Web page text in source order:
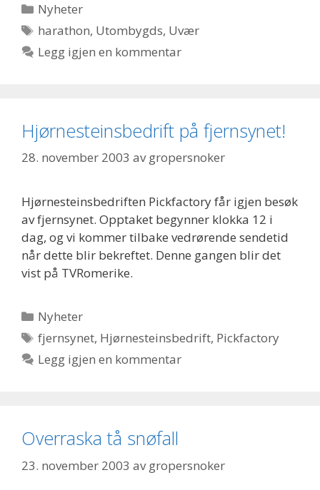
Kategorier
Nyheter
Stikkord
harathon, Utombygds, Uvær
Legg igjen en kommentar
Hjørnesteinsbedrift på fjernsynet!
28. november 2003 avgropersnoker
Hjørnesteinsbedriften Pickfactory får igjen besøk
av fjernsynet. Opptaket begynner klokka 12 i
dag, og vi kommer tilbake vedrørende sendetid
når dette blir bekreftet. Denne gangen blir det
vist på TVRomerike.
Kategorier
Nyheter
Stikkord
fjernsynet, Hjørnesteinsbedrift, Pickfactory
Legg igjen en kommentar
Overraska tå snøfall
23. november 2003 avgropersnoker